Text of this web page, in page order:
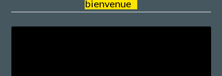
bienvenue